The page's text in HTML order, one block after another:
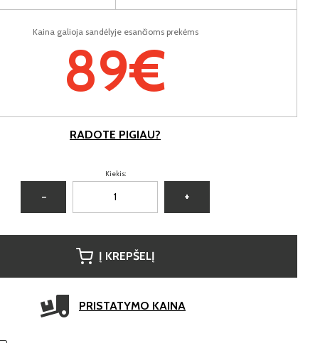
Kaina galioja sandėlyje esančioms prekėms
89€
RADOTE PIGIAU?
Kiekis:
− +
Į KREPŠELĮ
PRISTATYMO KAINA